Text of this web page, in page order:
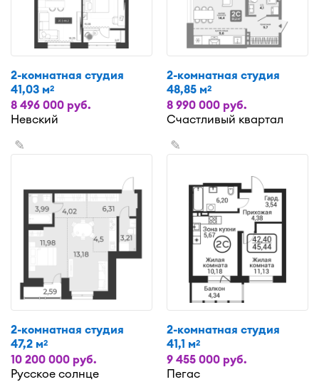
2-комнатная студия
41,03 м2
8 496 000 руб.
Невский
2-комнатная студия
48,85 м2
8 990 000 руб.
Счастливый квартал
✎
2-комнатная студия
47,2 м2
10 200 000 руб.
Русское солнце
✎
2-комнатная студия
41,1 м2
9 455 000 руб.
Пегас